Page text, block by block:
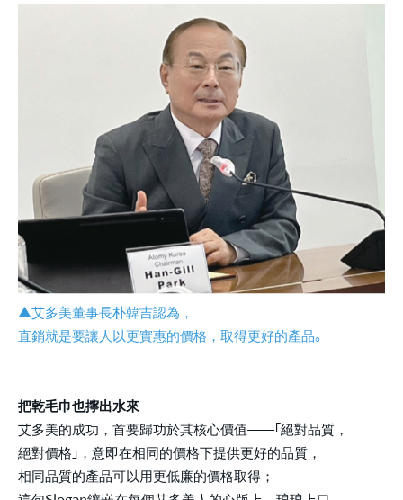
▲艾多美董事長朴韓吉認為，
直銷就是要讓人以更實惠的價格，取得更好的產品。
把乾毛巾也擰出水來
艾多美的成功，首要歸功於其核心價值——「絕對品質，
絕對價格」，意即在相同的價格下提供更好的品質，
相同品質的產品可以用更低廉的價格取得；